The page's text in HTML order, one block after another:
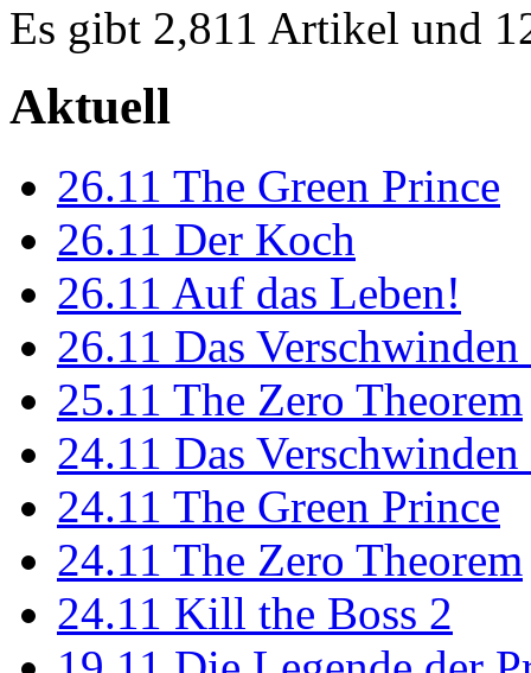
Es gibt 2,811 Artikel und
Aktuell
26.11 The Green Prince
26.11 Der Koch
26.11 Auf das Leben!
26.11 Das
25.11 The Zero Theorem
24.11 Das
24.11 The Green Prince
24.11 The Zero Theorem
24.11 Kill the Boss 2